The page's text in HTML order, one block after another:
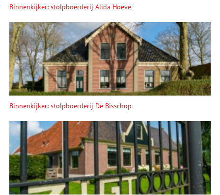
Binnenkijker: stolpboerderij Alida Hoeve
Binnenkijker: stolpboerderij De Bisschop